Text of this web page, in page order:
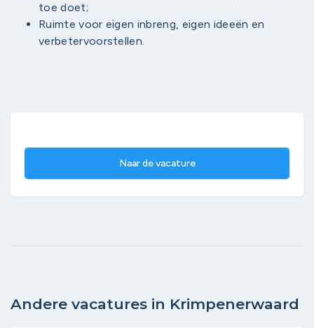
toe doet;
Ruimte voor eigen inbreng, eigen ideeën en
verbetervoorstellen.
Naar de vacature
Andere vacatures in Krimpenerwaard